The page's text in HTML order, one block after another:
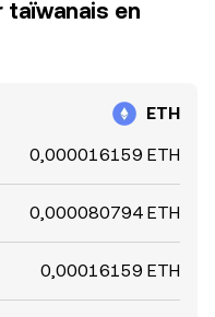
taïwanais en
ETH
0,000016159 ETH
0,000080794 ETH
0,00016159 ETH